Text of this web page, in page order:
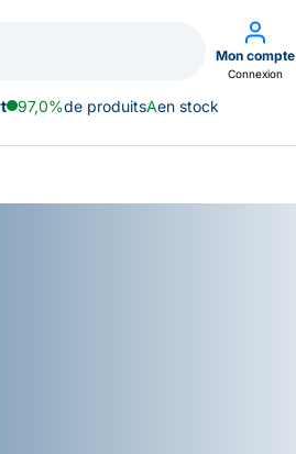
Mon compte
Connexion
97,0%de produitsAen stock